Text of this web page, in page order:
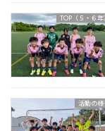
TOP（５・６年
活動の様